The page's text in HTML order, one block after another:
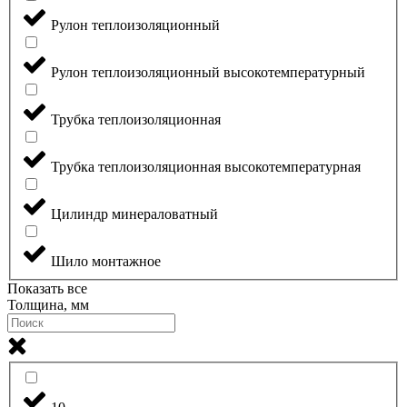
Рулон теплоизоляционный
Рулон теплоизоляционный высокотемпературный
Трубка теплоизоляционная
Трубка теплоизоляционная высокотемпературная
Цилиндр минераловатный
Шило монтажное
Показать все
Толщина, мм